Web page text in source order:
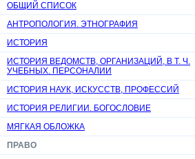
ОБЩИЙ СПИСОК
АНТРОПОЛОГИЯ. ЭТНОГРАФИЯ
ИСТОРИЯ
ИСТОРИЯ ВЕДОМСТВ, ОРГАНИЗАЦИЙ, В Т. Ч.
УЧЕБНЫХ. ПЕРСОНАЛИИ
ИСТОРИЯ НАУК, ИСКУССТВ, ПРОФЕССИЙ
ИСТОРИЯ РЕЛИГИИ. БОГОСЛОВИЕ
МЯГКАЯ ОБЛОЖКА
ПРАВО